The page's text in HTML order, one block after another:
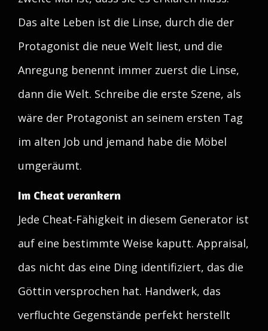
Das alte Leben ist die Linse, durch die der
Protagonist die neue Welt liest, und die
Anregung benennt immer zuerst die Linse,
dann die Welt. Schreibe die erste Szene, als
wäre der Protagonist an seinem ersten Tag
im alten Job und jemand habe die Möbel
umgeräumt.
Im Cheat verankern
Jede Cheat-Fähigkeit in diesem Generator ist
auf eine bestimmte Weise kaputt. Appraisal,
das nicht das eine Ding identifiziert, das die
Göttin versprochen hat. Handwerk, das
verfluchte Gegenstände perfekt herstellt